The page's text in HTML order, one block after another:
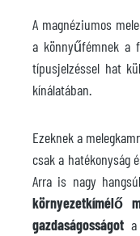
A magnéziumos
a könnyűfémnek a
típusjelzéssel hat
kínálatában.
Ezeknek a
csak a hatékonyság
Arra is nagy
környezetkímélő
gazdaságosságot